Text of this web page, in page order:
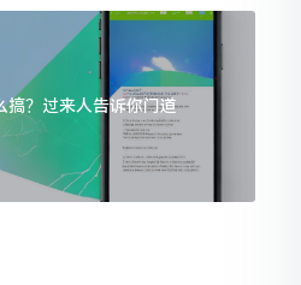
？过来人告诉你门道